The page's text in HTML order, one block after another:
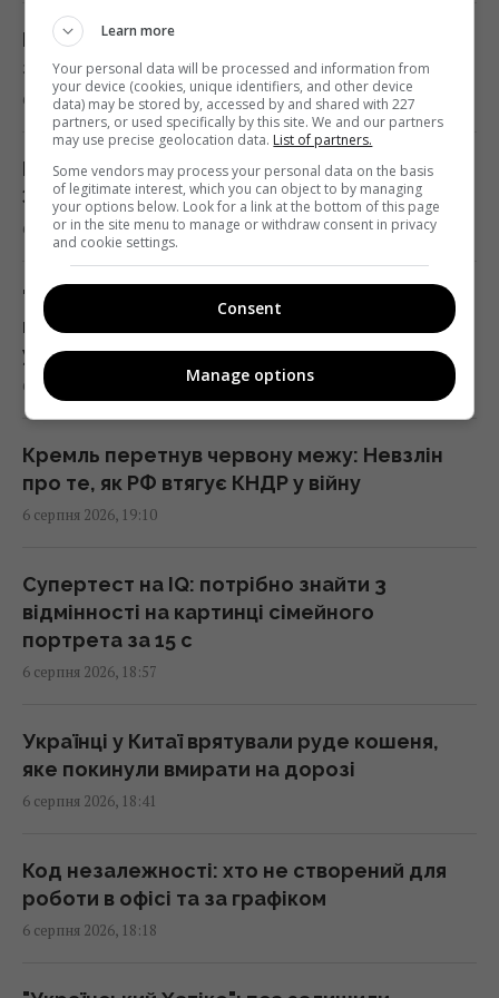
Люди, які народилися в ці місяці,
найвідповідальніші
19:30 четвер, 06 серпня 2026
В Україні розподіляти електроенергію
будуть по-новому: Шмигаль розкрив деталі
19:22 четвер, 06 серпня 2026
Супутник Сатурна обертається настільки
повільно, що його доба триває майже 16
днів
18:57 четвер, 06 серпня 2026
Захід проігнорував прохання Києва про
термінові поставки зенітних ракет, - NYT
Зустріч із "відьмою" змінила все: зірка 2000-
х вперше розкрила, чому зникла зі сцени
18:42 четвер, 06 серпня 2026
Румунія змінює течію Дунаю: для чого вона
це робить
18:30 четвер, 06 серпня 2026
Податкова служба передасть Міноборони
дані про чоловіків 18–60 років: що вирішив
уряд
М'ята збереже аромат та свіжість: як
заготовити листя на зиму без сушіння
6 серпня 2026, 20:24
В Україні з’явиться нове свято 8 серпня:
Зеленський підписав указ
6 серпня 2026, 19:49
"Щоб Україна перемогла": у Польщі
пропонують масово депортувати
українських чоловіків
6 серпня 2026, 19:31
Кремль перетнув червону межу: Невзлін
про те, як РФ втягує КНДР у війну
6 серпня 2026, 19:10
Супертест на IQ: потрібно знайти 3
відмінності на картинці сімейного
портрета за 15 с
6 серпня 2026, 18:57
Українці у Китаї врятували руде кошеня,
яке покинули вмирати на дорозі
6 серпня 2026, 18:41
Код незалежності: хто не створений для
роботи в офісі та за графіком
6 серпня 2026, 18:18
Learn more
Your personal data will be processed and information from
your device (cookies, unique identifiers, and other device
data) may be stored by, accessed by and shared with 227
partners, or used specifically by this site. We and our partners
may use precise geolocation data. List of partners.
Some vendors may process your personal data on the basis
of legitimate interest, which you can object to by managing
your options below. Look for a link at the bottom of this page
or in the site menu to manage or withdraw consent in privacy
and cookie settings.
Consent
Manage options